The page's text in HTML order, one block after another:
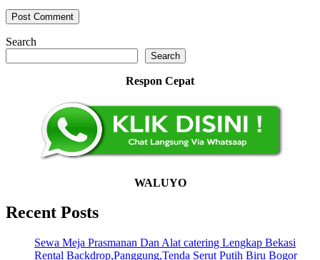
Search
Search
Respon Cepat
WALUYO
Recent Posts
Sewa Meja Prasmanan Dan Alat catering Lengkap Bekasi
Rental Backdrop,Panggung,Tenda Serut Putih Biru Bogor